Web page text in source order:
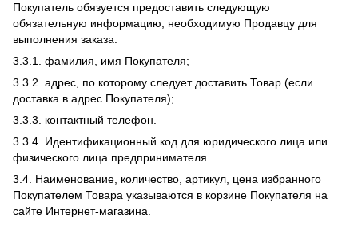
Покупатель обязуется предоставить следующую
обязательную информацию, необходимую Продавцу для
выполнения заказа:
3.3.1. фамилия, имя Покупателя;
3.3.2. адрес, по которому следует доставить Товар (если
доставка в адрес Покупателя);
3.3.3. контактный телефон.
3.3.4. Идентификационный код для юридического лица или
физического лица предпринимателя.
3.4. Наименование, количество, артикул, цена избранного
Покупателем Товара указываются в корзине Покупателя на
сайте Интернет-магазина.